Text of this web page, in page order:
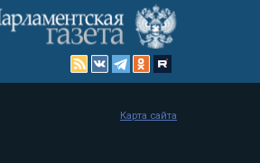
Карта сайта